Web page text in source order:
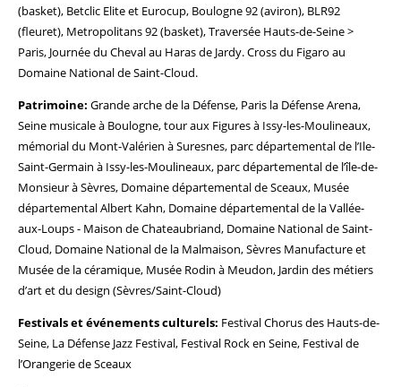
(basket), Betclic Elite et Eurocup, Boulogne 92 (aviron), BLR92
(fleuret), Metropolitans 92 (basket), Traversée Hauts-de-Seine >
Paris, Journée du Cheval au Haras de Jardy. Cross du Figaro au
Domaine National de Saint-Cloud.
Patrimoine: Grande arche de la Défense, Paris la Défense Arena,
Seine musicale à Boulogne, tour aux Figures à Issy-les-Moulineaux,
mémorial du Mont-Valérien à Suresnes, parc départemental de l’Ile-
Saint-Germain à Issy-les-Moulineaux, parc départemental de l’île-de-
Monsieur à Sèvres, Domaine départemental de Sceaux, Musée
départemental Albert Kahn, Domaine départemental de la Vallée-
aux-Loups - Maison de Chateaubriand, Domaine National de Saint-
Cloud, Domaine National de la Malmaison, Sèvres Manufacture et
Musée de la céramique, Musée Rodin à Meudon, Jardin des métiers
d’art et du design (Sèvres/Saint-Cloud)
Festivals et événements culturels: Festival Chorus des Hauts-de-
Seine, La Défense Jazz Festival, Festival Rock en Seine, Festival de
l’Orangerie de Sceaux